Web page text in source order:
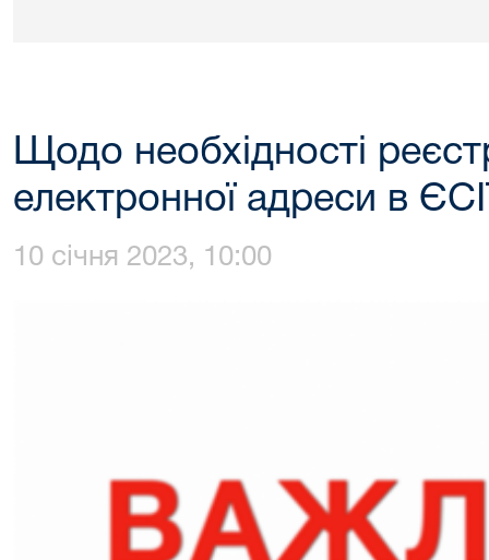
Щодо необхідності
електронної адреси в
10 січня 2023, 10:00